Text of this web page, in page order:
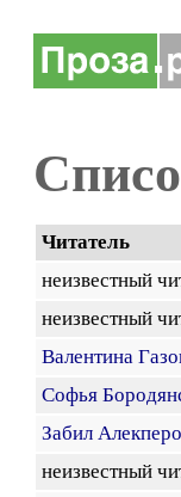
Читатель
неизвестный
неизвестный
Валентина
Софья
Забил
неизвестный